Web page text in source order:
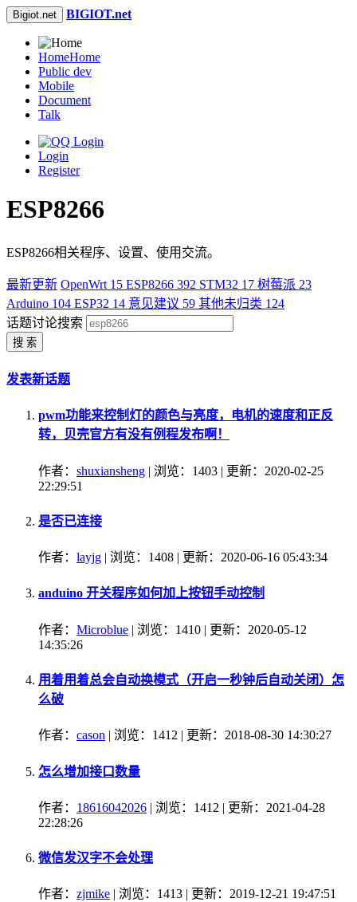
Bigiot.net BIGIOT.net
HomeHome
Public dev
Mobile
Document
Talk
Login
Register
ESP8266
ESP8266相关程序、设置、使用交流。
最新更新 OpenWrt 15 ESP8266 392 STM32 17 树莓派 23
Arduino 104 ESP32 14 意见建议 59 其他未归类 124
话题讨论搜索
搜 索
发表新话题
pwm功能来控制灯的颜色与亮度，电机的速度和正反
转，贝壳官方有没有例程发布啊！
作者： shuxiansheng | 浏览：1403 | 更新：2020-02-25
22:29:51
是否已连接
作者： layjg | 浏览：1408 | 更新：2020-06-16 05:43:34
anduino 开关程序如何加上按钮手动控制
作者： Microblue | 浏览：1410 | 更新：2020-05-12
14:35:26
用着用着总会自动换模式（开启一秒钟后自动关闭）怎
么破
作者： cason | 浏览：1412 | 更新：2018-08-30 14:30:27
怎么增加接口数量
作者： 18616042026 | 浏览：1412 | 更新：2021-04-28
22:28:26
微信发汉字不会处理
作者： zjmike | 浏览：1413 | 更新：2019-12-21 19:47:51